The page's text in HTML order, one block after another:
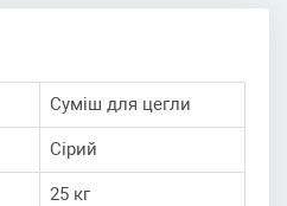
Суміш для цегли
Сірий
25 кг